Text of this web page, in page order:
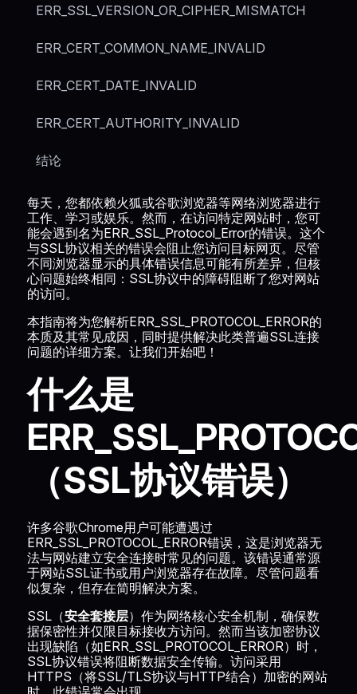
ERR_SSL_VERSION_OR_CIPHER_MISMATCH
ERR_CERT_COMMON_NAME_INVALID
ERR_CERT_DATE_INVALID
ERR_CERT_AUTHORITY_INVALID
结论
每天，您都依赖火狐或谷歌浏览器等网络浏览器进行
工作、学习或娱乐。然而，在访问特定网站时，您可
能会遇到名为ERR_SSL_Protocol_Error的错误。这个
与SSL协议相关的错误会阻止您访问目标网页。尽管
不同浏览器显示的具体错误信息可能有所差异，但核
心问题始终相同：SSL协议中的障碍阻断了您对网站
的访问。
本指南将为您解析ERR_SSL_PROTOCOL_ERROR的
本质及其常见成因，同时提供解决此类普遍SSL连接
问题的详细方案。让我们开始吧！
什么是
（SSL协议错误）
许多谷歌Chrome用户可能遭遇过
ERR_SSL_PROTOCOL_ERROR错误，这是浏览器无
法与网站建立安全连接时常见的问题。该错误通常源
于网站SSL证书或用户浏览器存在故障。尽管问题看
似复杂，但存在简明解决方案。
SSL（安全套接层）作为网络核心安全机制，确保数
据保密性并仅限目标接收方访问。然而当该加密协议
出现缺陷（如ERR_SSL_PROTOCOL_ERROR）时，
SSL协议错误将阻断数据安全传输。访问采用
HTTPS（将SSL/TLS协议与HTTP结合）加密的网站